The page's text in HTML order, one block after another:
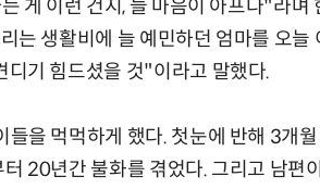
게 이런 건지, 늘 마음이 아프다"라며
생활비에 늘 예민하던 엄마를 오늘
디기 힘드셨을 것"이라고 말했다.
을 먹먹하게 했다. 첫눈에 반해 3개
20년간 불화를 겪었다. 그리고 남편